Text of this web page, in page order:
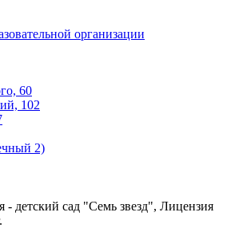
организации
60
102
2)
детский сад "Семь звезд", Лицензия